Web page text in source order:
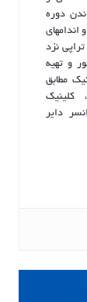
دوره
تراپی نزد
و تهیه
مطابق
کلینیک
دایر